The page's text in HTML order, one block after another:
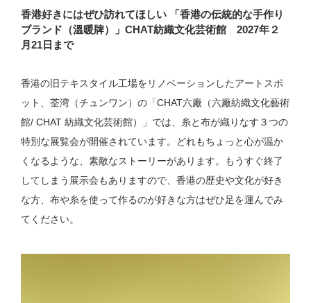
香港好きにはぜひ訪れてほしい 「香港の伝統的な手作り
ブランド（溫暖牌）」CHAT紡織文化芸術館 2027年２
月21日まで
香港の旧テキスタイル工場をリノベーションしたアートスポ
ット、荃湾（チュンワン）の「CHAT六廠（六廠紡織文化藝術
館/ CHAT 紡織文化芸術館）」では、糸と布が織りなす３つの
特別な展覧会が開催されています。どれもちょっと心が温か
くなるような、素敵なストーリーがあります。もうすぐ終了
してしまう展示会もありますので、香港の歴史や文化が好き
な方、布や糸を使って作るのが好きな方はぜひ足を運んでみ
てください。